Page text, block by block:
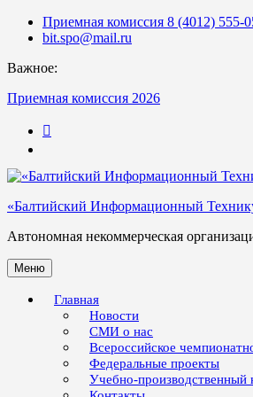
Skip
Приемная комиссия 8 (4012) 555-
bit.spo@mail.ru
Важное:
Приемная комиссия 2026
«Балтийский Информационный
Автономная некоммерческая
Меню
Главная
Новости
СМИ о нас
Всероссийское
Федеральные проекты
Учебно-производственный